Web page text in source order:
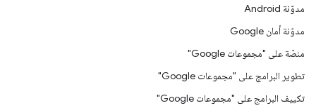
مدوّنة Android
مدوّنة أمان Google
منصّة على "مجموعات Google"
تطوير البرامج على "مجموعات Google"
تكييف البرامج على "مجموعات Google"